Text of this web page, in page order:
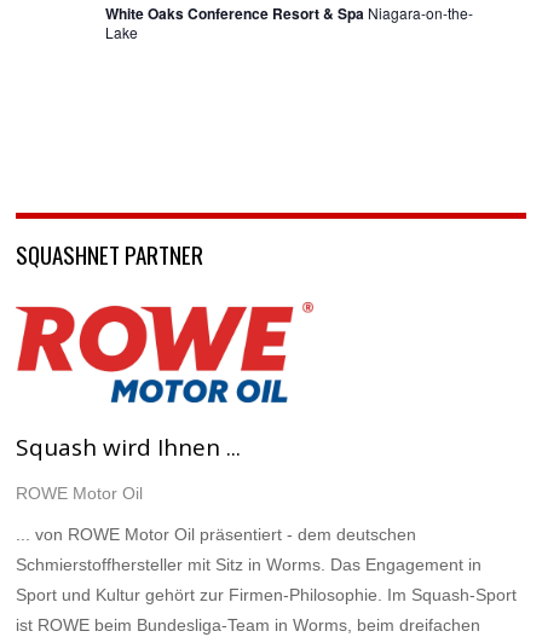
White Oaks Conference Resort & Spa Niagara-on-the-
Lake
SQUASHNET PARTNER
Squash wird Ihnen ...
ROWE Motor Oil
... von ROWE Motor Oil präsentiert - dem deutschen
Schmierstoffhersteller mit Sitz in Worms. Das Engagement in
Sport und Kultur gehört zur Firmen-Philosophie. Im Squash-Sport
ist ROWE beim Bundesliga-Team in Worms, beim dreifachen